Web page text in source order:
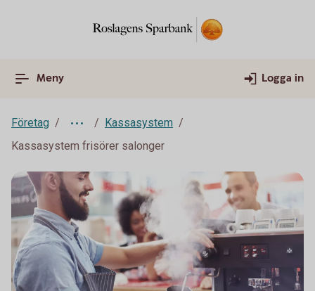
Meny Logga in
Företag
Kassasystem
Kassasystem frisörer salonger